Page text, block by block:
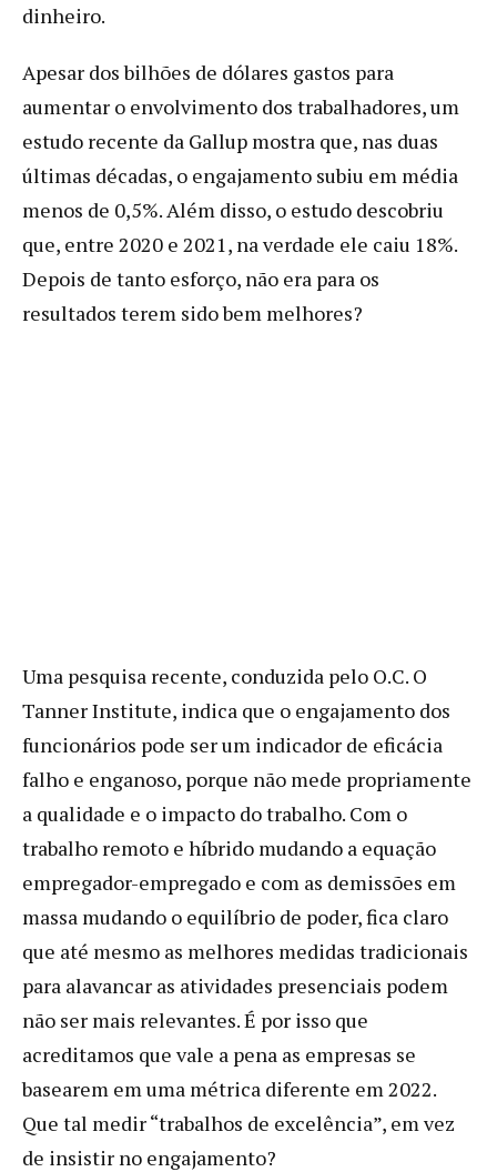
dinheiro.
Apesar dos bilhões de dólares gastos para
aumentar o envolvimento dos trabalhadores, um
estudo recente da Gallup mostra que, nas duas
últimas décadas, o engajamento subiu em média
menos de 0,5%. Além disso, o estudo descobriu
que, entre 2020 e 2021, na verdade ele caiu 18%.
Depois de tanto esforço, não era para os
resultados terem sido bem melhores?
Uma pesquisa recente, conduzida pelo O.C. O
Tanner Institute, indica que o engajamento dos
funcionários pode ser um indicador de eficácia
falho e enganoso, porque não mede propriamente
a qualidade e o impacto do trabalho. Com o
trabalho remoto e híbrido mudando a equação
empregador-empregado e com as demissões em
massa mudando o equilíbrio de poder, fica claro
que até mesmo as melhores medidas tradicionais
para alavancar as atividades presenciais podem
não ser mais relevantes. É por isso que
acreditamos que vale a pena as empresas se
basearem em uma métrica diferente em 2022.
Que tal medir “trabalhos de excelência”, em vez
de insistir no engajamento?